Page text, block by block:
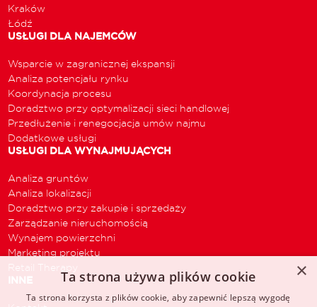
Kraków
Łódź
USŁUGI DLA NAJEMCÓW
Wsparcie w zagranicznej ekspansji
Analiza potencjału rynku
Koordynacja procesu
Doradztwo przy optymalizacji sieci handlowej
Przedłużenie i renegocjacja umów najmu
Dodatkowe usługi
USŁUGI DLA WYNAJMUJĄCYCH
Analiza gruntów
Analiza lokalizacji
Doradztwo przy zakupie i sprzedaży
Zarządzanie nieruchomością
Wynajem powierzchni
Marketing projektu
Retail Therapy
INNE ×
Ta strona używa plików cookie
Ta strona korzysta z plików cookie, aby zapewnić lepszą wygodę